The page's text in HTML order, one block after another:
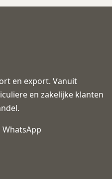
en export. Vanuit
en zakelijke klanten
WhatsApp